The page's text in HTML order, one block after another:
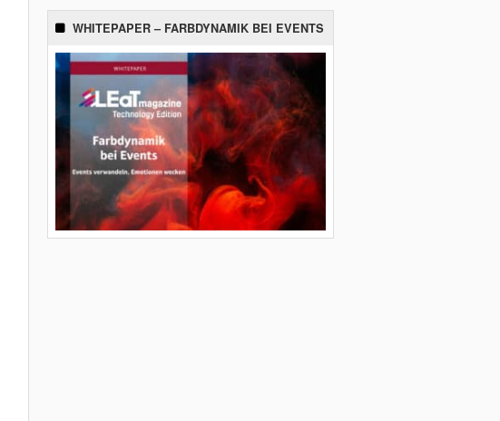
WHITEPAPER – FARBDYNAMIK BEI EVENTS